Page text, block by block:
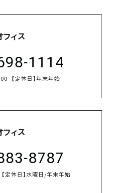
ィス
1114
【定休日】年末年始
ィス
8787
【定休日】水曜日/年末年始